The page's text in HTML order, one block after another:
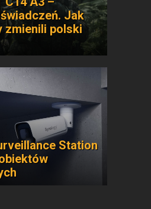
Jak
zmienili polski
Station